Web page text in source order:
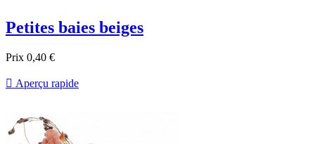
Petites baies beiges
Prix 0,40 €
 Aperçu rapide